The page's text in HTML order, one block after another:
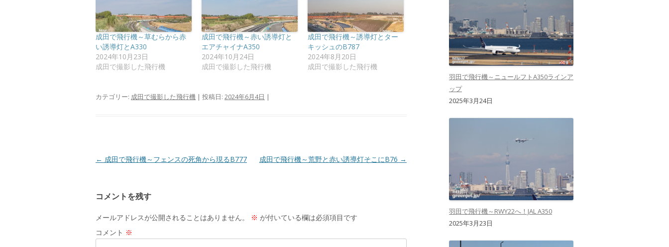
共
有
(
新
し
い
ウ
ィ
ン
ド
開
き
は
ク
リ
ッ
ク
し
て
く
だ
さ
し
き
ま
成田で飛行機～草むらから赤
い誘導灯とA330
2024年10月23日
成田で撮影した飛行機
成田で飛行機～赤い誘導灯と
エアチャイナA350
2024年10月24日
成田で撮影した飛行機
成田で飛行機～誘導灯とター
キッシュのB787
2024年8月20日
成田で撮影した飛行機
カテゴリー: 成田で撮影した飛行機 | 投稿日: 2024年6月4日 |
投
ビ
ゲ
ー
← 成田で飛行機～フェンスの死角から現るB777 成田で飛行機～荒野と赤い誘導灯そこにB76 →
コメントを残す
メールアドレスが公開されることはありません。 ※ が付いている欄は必須項目です
コメント ※
羽田で飛行機～ニュールフトA350ラインア
ップ
2025年3月24日
羽田で飛行機～RWY22へ！JAL A350
2025年3月23日